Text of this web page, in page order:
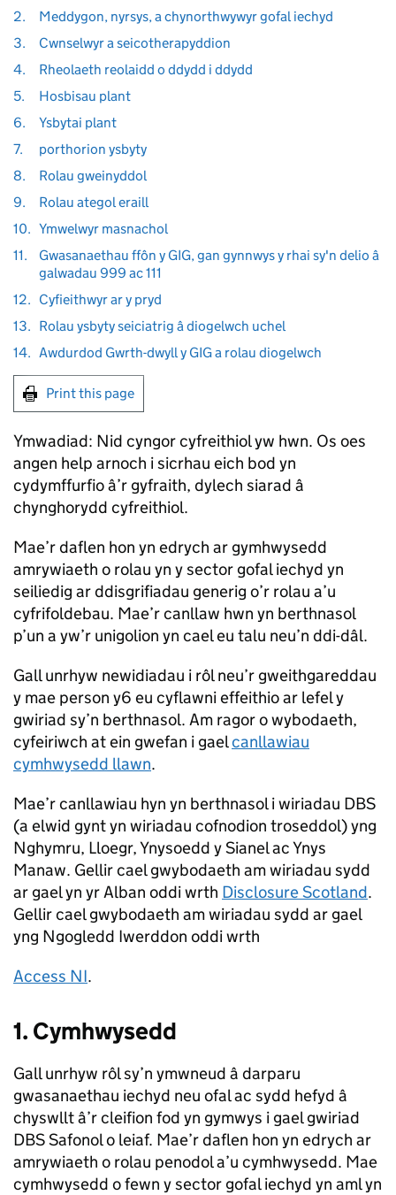
2.
Meddygon, nyrsys, a chynorthwywyr gofal iechyd
3.
Cwnselwyr a seicotherapyddion
4.
Rheolaeth reolaidd o ddydd i ddydd
5.
Hosbisau plant
6.
Ysbytai plant
7.
porthorion ysbyty
8.
Rolau gweinyddol
9.
Rolau ategol eraill
10. Ymwelwyr masnachol
11.
Gwasanaethau ffôn y GIG, gan gynnwys y rhai sy'n delio â
galwadau 999 ac 111
12. Cyfieithwyr ar y pryd
13. Rolau ysbyty seiciatrig â diogelwch uchel
14. Awdurdod Gwrth-dwyll y GIG a rolau diogelwch
Print this page
Ymwadiad: Nid cyngor cyfreithiol yw hwn. Os oes
angen help arnoch i sicrhau eich bod yn
cydymffurfio â’r gyfraith, dylech siarad â
chynghorydd cyfreithiol.
Mae’r daflen hon yn edrych ar gymhwysedd
amrywiaeth o rolau yn y sector gofal iechyd yn
seiliedig ar ddisgrifiadau generig o’r rolau a’u
cyfrifoldebau. Mae’r canllaw hwn yn berthnasol
p’un a yw’r unigolion yn cael eu talu neu’n ddi-dâl.
Gall unrhyw newidiadau i rôl neu’r gweithgareddau
y mae person y6 eu cyflawni effeithio ar lefel y
gwiriad sy’n berthnasol. Am ragor o wybodaeth,
cyfeiriwch at ein gwefan i gaelcanllawiau
cymhwysedd llawn.
Mae’r canllawiau hyn yn berthnasol i wiriadau DBS
(a elwid gynt yn wiriadau cofnodion troseddol) yng
Nghymru, Lloegr, Ynysoedd y Sianel ac Ynys
Manaw. Gellir cael gwybodaeth am wiriadau sydd
ar gael yn yr Alban oddi wrth Disclosure Scotland.
Gellir cael gwybodaeth am wiriadau sydd ar gael
yng Ngogledd Iwerddon oddi wrth
Access NI.
1. Cymhwysedd
Gall unrhyw rôl sy’n ymwneud â darparu
gwasanaethau iechyd neu ofal ac sydd hefyd â
chyswllt â’r cleifion fod yn gymwys i gael gwiriad
DBS Safonol o leiaf. Mae’r daflen hon yn edrych ar
amrywiaeth o rolau penodol a’u cymhwysedd. Mae
cymhwysedd o fewn y sector gofal iechyd yn aml yn